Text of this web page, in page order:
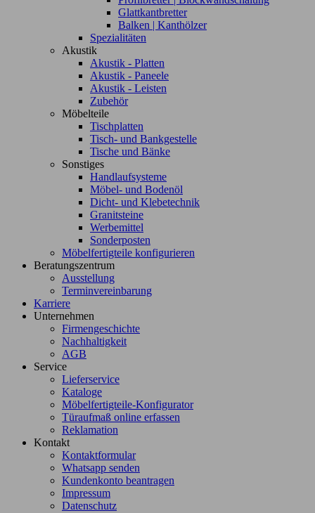
Glattkantbretter
Balken | Kanthölzer
Spezialitäten
Akustik
Akustik - Platten
Akustik - Paneele
Akustik - Leisten
Zubehör
Möbelteile
Tischplatten
Tisch- und Bankgestelle
Tische und Bänke
Sonstiges
Handlaufsysteme
Möbel- und Bodenöl
Dicht- und Klebetechnik
Granitsteine
Werbemittel
Sonderposten
Möbelfertigteile konfigurieren
Beratungszentrum
Ausstellung
Terminvereinbarung
Karriere
Unternehmen
Firmengeschichte
Nachhaltigkeit
AGB
Service
Lieferservice
Kataloge
Möbelfertigteile-Konfigurator
Türaufmaß online erfassen
Reklamation
Kontakt
Kontaktformular
Whatsapp senden
Kundenkonto beantragen
Impressum
Datenschutz